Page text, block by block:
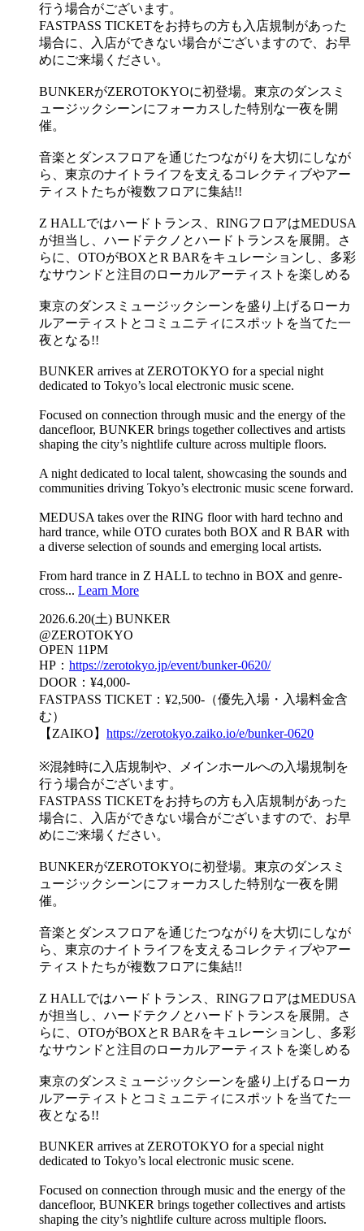
行う場合がございます。
FASTPASS TICKETをお持ちの方も入店規制があった
場合に、入店ができない場合がございますので、お早
めにご来場ください。
BUNKERがZEROTOKYOに初登場。東京のダンスミ
ュージックシーンにフォーカスした特別な一夜を開
催。
音楽とダンスフロアを通じたつながりを大切にしなが
ら、東京のナイトライフを支えるコレクティブやアー
ティストたちが複数フロアに集結!!
Z HALLではハードトランス、RINGフロアはMEDUSA
が担当し、ハードテクノとハードトランスを展開。さ
らに、OTOがBOXとR BARをキュレーションし、多彩
なサウンドと注目のローカルアーティストを楽しめる
東京のダンスミュージックシーンを盛り上げるローカ
ルアーティストとコミュニティにスポットを当てた一
夜となる!!
BUNKER arrives at ZEROTOKYO for a special night
dedicated to Tokyo’s local electronic music scene.
Focused on connection through music and the energy of the
dancefloor, BUNKER brings together collectives and artists
shaping the city’s nightlife culture across multiple floors.
A night dedicated to local talent, showcasing the sounds and
communities driving Tokyo’s electronic music scene forward.
MEDUSA takes over the RING floor with hard techno and
hard trance, while OTO curates both BOX and R BAR with
a diverse selection of sounds and emerging local artists.
From hard trance in Z HALL to techno in BOX and genre-
cross... Learn More
2026.6.20(土) BUNKER
@ZEROTOKYO
OPEN 11PM
HP： https://zerotokyo.jp/event/bunker-0620/
DOOR：¥4,000-
FASTPASS TICKET：¥2,500-（優先入場・入場料金含
む）
【ZAIKO】 https://zerotokyo.zaiko.io/e/bunker-0620
※混雑時に入店規制や、メインホールへの入場規制を
行う場合がございます。
FASTPASS TICKETをお持ちの方も入店規制があった
場合に、入店ができない場合がございますので、お早
めにご来場ください。
BUNKERがZEROTOKYOに初登場。東京のダンスミ
ュージックシーンにフォーカスした特別な一夜を開
催。
音楽とダンスフロアを通じたつながりを大切にしなが
ら、東京のナイトライフを支えるコレクティブやアー
ティストたちが複数フロアに集結!!
Z HALLではハードトランス、RINGフロアはMEDUSA
が担当し、ハードテクノとハードトランスを展開。さ
らに、OTOがBOXとR BARをキュレーションし、多彩
なサウンドと注目のローカルアーティストを楽しめる
東京のダンスミュージックシーンを盛り上げるローカ
ルアーティストとコミュニティにスポットを当てた一
夜となる!!
BUNKER arrives at ZEROTOKYO for a special night
dedicated to Tokyo’s local electronic music scene.
Focused on connection through music and the energy of the
dancefloor, BUNKER brings together collectives and artists
shaping the city’s nightlife culture across multiple floors.